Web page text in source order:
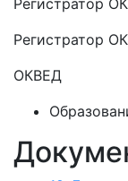
Регистратор
Регистратор
ОКВЕД